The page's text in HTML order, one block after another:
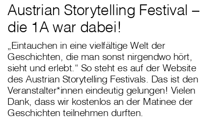
Austrian Storytelling Festival –
die 1A war dabei!
„Eintauchen in eine vielfältige Welt der
Geschichten, die man sonst nirgendwo hört,
sieht und erlebt.“ So steht es auf der Website
des Austrian Storytelling Festivals. Das ist den
Veranstalter*innen eindeutig gelungen! Vielen
Dank, dass wir kostenlos an der Matinee der
Geschichten teilnehmen durften.